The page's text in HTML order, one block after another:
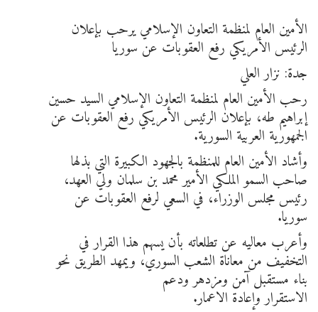
الأمين العام لمنظمة التعاون الإسلامي يرحب بإعلان
الرئيس الأمريكي رفع العقوبات عن سوريا
جدة: نزار العلي
رحب الأمين العام لمنظمة التعاون الإسلامي السيد حسين
إبراهيم طه، بإعلان الرئيس الأمريكي رفع العقوبات عن
الجمهورية العربية السورية.
وأشاد الأمين العام للمنظمة بالجهود الكبيرة التي بذلها
صاحب السمو الملكي الأمير محمد بن سلمان ولي العهد،
رئيس مجلس الوزراء، في السعي لرفع العقوبات عن
سوريا.
وأعرب معاليه عن تطلعاته بأن يسهم هذا القرار في
التخفيف من معاناة الشعب السوري، ويمهد الطريق نحو
بناء مستقبل آمن ومزدهر ودعم
الاستقرار وإعادة الاعمار.